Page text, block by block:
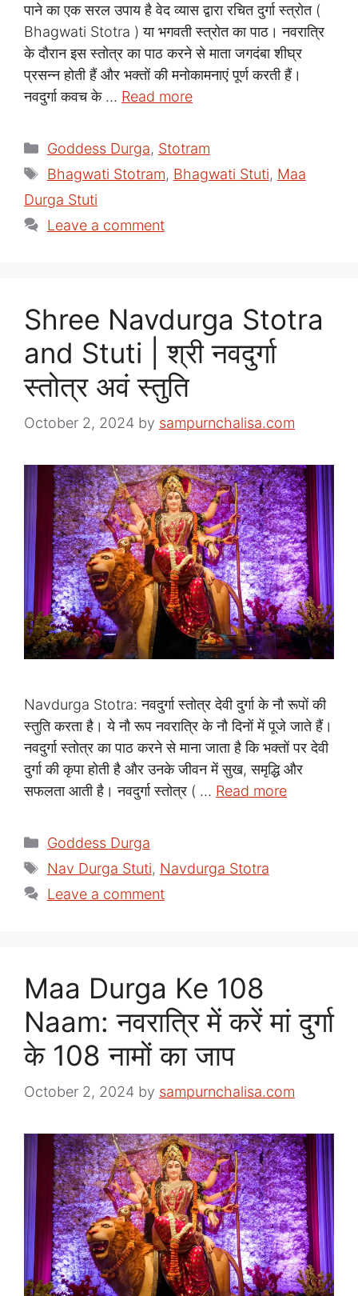
पाने का एक सरल उपाय है वेद व्यास द्वारा रचित दुर्गा स्त्रोत (
Bhagwati Stotra ) या भगवती स्त्रोत का पाठ। नवरात्रि
के दौरान इस स्तोत्र का पाठ करने से माता जगदंबा शीघ्र
प्रसन्न होती हैं और भक्तों की मनोकामनाएं पूर्ण करती हैं।
नवदुर्गा कवच के … Read more
Categories
Goddess Durga, Stotram
Tags
Bhagwati Stotram, Bhagwati Stuti, Maa
Durga Stuti
Leave a comment
Shree Navdurga Stotra
and Stuti | श्री नवदुर्गा
स्तोत्र अवं स्तुति
October 2, 2024 by sampurnchalisa.com
Navdurga Stotra: नवदुर्गा स्तोत्र देवी दुर्गा के नौ रूपों की
स्तुति करता है। ये नौ रूप नवरात्रि के नौ दिनों में पूजे जाते हैं।
नवदुर्गा स्तोत्र का पाठ करने से माना जाता है कि भक्तों पर देवी
दुर्गा की कृपा होती है और उनके जीवन में सुख, समृद्धि और
सफलता आती है। नवदुर्गा स्तोत्र ( … Read more
Categories
Goddess Durga
Tags
Nav Durga Stuti, Navdurga Stotra
Leave a comment
Maa Durga Ke 108
Naam: नवरात्रि में करें मां दुर्गा
के 108 नामों का जाप
October 2, 2024 by sampurnchalisa.com